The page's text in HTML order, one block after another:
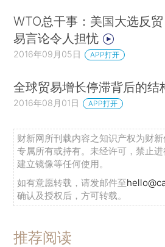
WTO总干事：美国大选反贸
易言论令人担忧
2016年09月05日 APP打开
全球贸易增长停滞背后的结
2016年08月01日 APP打开
财新网所刊载内容之知识产权为财
专属所有或持有。未经许可，禁止
建立镜像等任何使用。
如有意愿转载，请发邮件至
确认及授权后，方可转载。
推荐阅读